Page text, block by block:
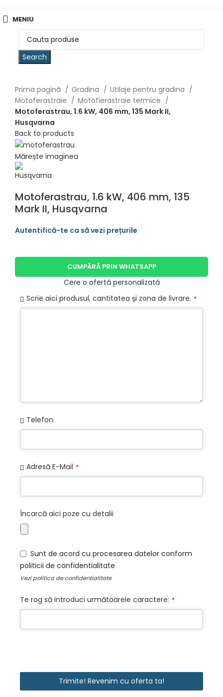
MENIU
Search
Prima pagină Gradina
Utilaje pentru gradina
Motoferastraie
Motofierastraie termice
Motoferastrau, 1.6 kW, 406 mm, 135 Mark II,
Husqvarna
Back to products
Mărește imaginea
Motoferastrau, 1.6 kW, 406 mm, 135
Mark II, Husqvarna
CUMPĂRĂ PRIN WHATSAPP
Cere o ofertă personalizată
Scrie aici produsul, cantitatea și zona de livrare. *
Telefon
Adresă E-Mail *
Încarcă aici poze cu detalii
Sunt de acord cu procesarea datelor conform
politicii de confidentialitate
Vezipolitica de confidentialitate
Te rog să introduci următoarele caractere: *
Trimite! Revenim cu oferta ta!